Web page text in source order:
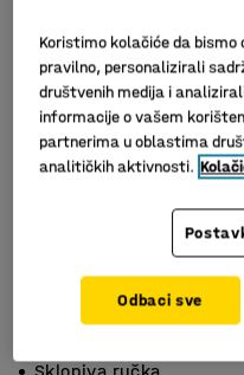
Čisti 3680 m²/sat
Koristimo kolačiće da
pravilno, personalizirali
društvenih medija i
informacije o vašem
partnerima u oblastima
analitičkih aktivnosti.
Odbaci sve